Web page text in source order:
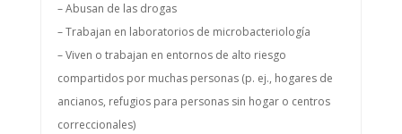
– Abusan de las drogas
– Trabajan en laboratorios de microbacteriología
– Viven o trabajan en entornos de alto riesgo
compartidos por muchas personas (p. ej., hogares de
ancianos, refugios para personas sin hogar o centros
correccionales)